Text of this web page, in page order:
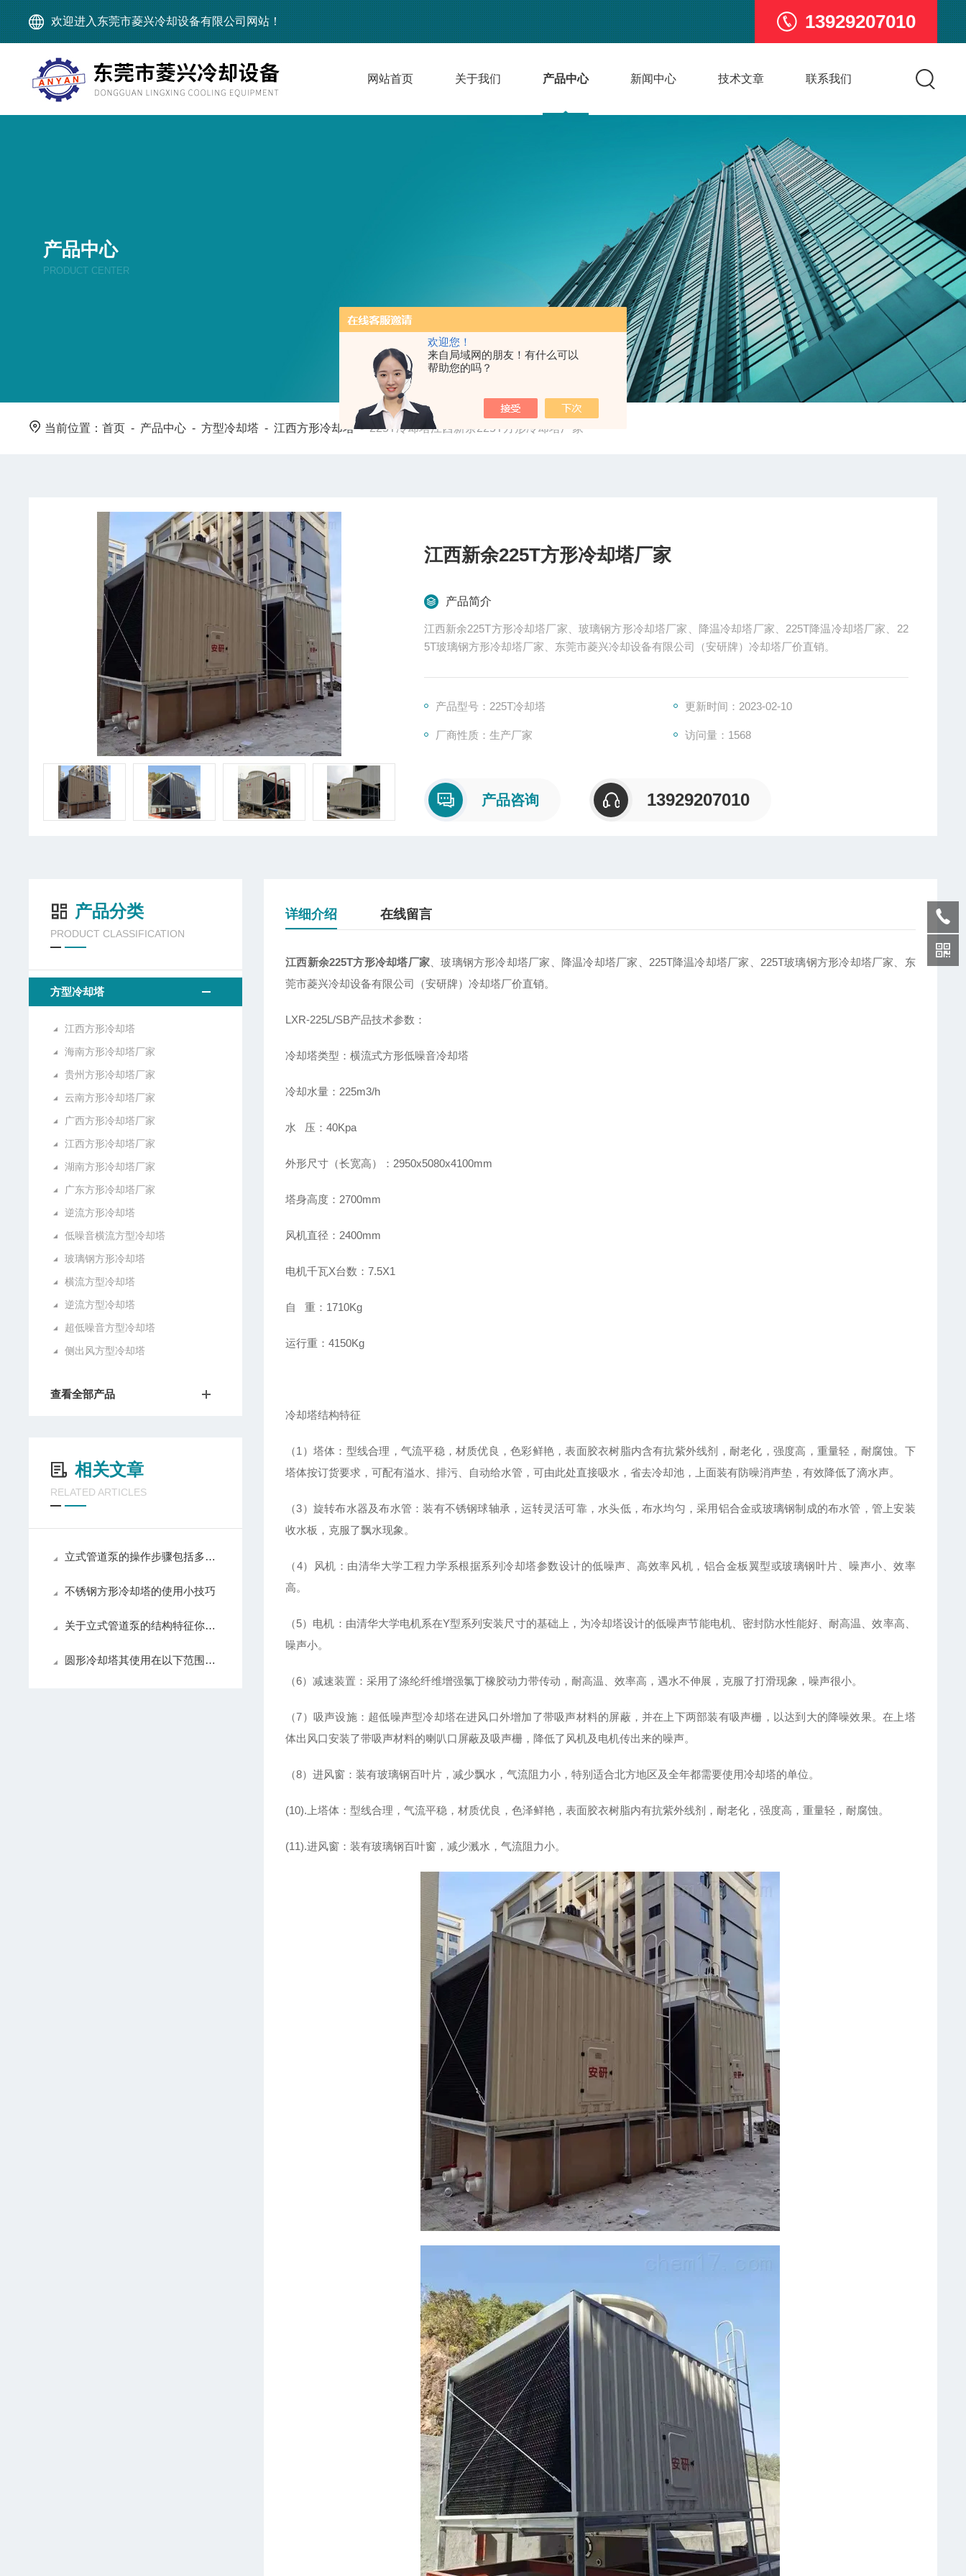
欢迎您！
来自局域网的朋友！有什么可以
帮助您的吗？
欢迎进入东莞市菱兴冷却设备有限公司网站！ 13929207010
网站首页 关于我们 产品中心 新闻中心 技术文章 联系我们
产品中心
PRODUCT CENTER
当前位置：首页 - 产品中心 -方型冷却塔 -江西方形冷却塔-225T冷却塔江西新余225T方形冷却塔厂家
江西新余225T方形冷却塔厂家
产品简介
江西新余225T方形冷却塔厂家、玻璃钢方形冷却塔厂家、降温冷却塔厂家、225T降温冷却塔厂家、22
5T玻璃钢方形冷却塔厂家、东莞市菱兴冷却设备有限公司（安研牌）冷却塔厂价直销。
产品型号：225T冷却塔 更新时间：2023-02-10
厂商性质：生产厂家 访问量：1568
产品咨询 13929207010
产品分类
PRODUCT CLASSIFICATION
方型冷却塔
江西方形冷却塔
海南方形冷却塔厂家
贵州方形冷却塔厂家
云南方形冷却塔厂家
广西方形冷却塔厂家
江西方形冷却塔厂家
湖南方形冷却塔厂家
广东方形冷却塔厂家
逆流方形冷却塔
低噪音横流方型冷却塔
玻璃钢方形冷却塔
横流方型冷却塔
逆流方型冷却塔
超低噪音方型冷却塔
侧出风方型冷却塔
查看全部产品
相关文章
RELATED ARTICLES
立式管道泵的操作步骤包括多个环节
不锈钢方形冷却塔的使用小技巧
关于立式管道泵的结构特征你怎么看？
圆形冷却塔其使用在以下范围中有着怎样的作用呢？
详细介绍 在线留言
江西新余225T方形冷却塔厂家 、玻璃钢方形冷却塔厂家、降温冷却塔厂家、225T降温冷却塔厂家、225T玻璃钢方形冷却塔厂家、东
莞市菱兴冷却设备有限公司（安研牌）冷却塔厂价直销。
LXR-225L/SB产品技术参数：
冷却塔类型：横流式方形低噪音冷却塔
冷却水量：225m3/h
水 压：40Kpa
外形尺寸（长宽高）：2950x5080x4100mm
塔身高度：2700mm
风机直径：2400mm
电机千瓦X台数：7.5X1
自 重：1710Kg
运行重：4150Kg
冷却塔结构特征
（1）塔体：型线合理，气流平稳，材质优良，色彩鲜艳，表面胶衣树脂内含有抗紫外线剂，耐老化，强度高，重量轻，耐腐蚀。下
塔体按订货要求，可配有溢水、排污、自动给水管，可由此处直接吸水，省去冷却池，上面装有防噪消声垫，有效降低了滴水声。
（3）旋转布水器及布水管：装有不锈钢球轴承，运转灵活可靠，水头低，布水均匀，采用铝合金或玻璃钢制成的布水管，管上安装
收水板，克服了飘水现象。
（4）风机：由清华大学工程力学系根据系列冷却塔参数设计的低噪声、高效率风机，铝合金板翼型或玻璃钢叶片、噪声小、效率
高。
（5）电机：由清华大学电机系在Y型系列安装尺寸的基础上，为冷却塔设计的低噪声节能电机、密封防水性能好、耐高温、效率高、
噪声小。
（6）减速装置：采用了涤纶纤维增强氯丁橡胶动力带传动，耐高温、效率高，遇水不伸展，克服了打滑现象，噪声很小。
（7）吸声设施：超低噪声型冷却塔在进风口外增加了带吸声材料的屏蔽，并在上下两部装有吸声栅，以达到大的降噪效果。在上塔
体出风口安装了带吸声材料的喇叭口屏蔽及吸声栅，降低了风机及电机传出来的噪声。
（8）进风窗：装有玻璃钢百叶片，减少飘水，气流阻力小，特别适合北方地区及全年都需要使用冷却塔的单位。
(10).上塔体：型线合理，气流平稳，材质优良，色泽鲜艳，表面胶衣树脂内有抗紫外线剂，耐老化，强度高，重量轻，耐腐蚀。
(11).进风窗：装有玻璃钢百叶窗，减少溅水，气流阻力小。